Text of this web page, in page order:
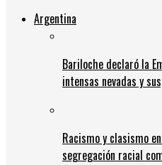
Argentina
Bariloche declaró la
intensas nevadas y
Racismo y clasismo
segregación racial